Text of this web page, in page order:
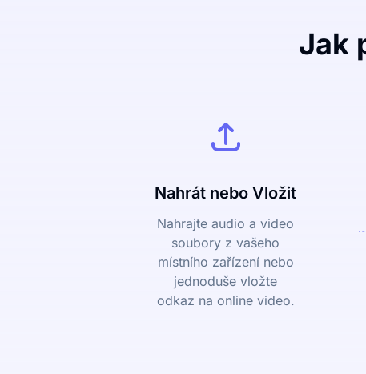
Jak
Nahrát nebo Vložit
Nahrajte audio a video
soubory z vašeho
místního zařízení nebo
jednoduše vložte
odkaz na online video.